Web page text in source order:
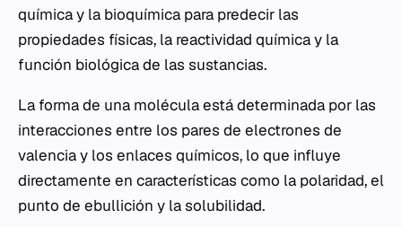
química y la bioquímica para predecir las
propiedades físicas, la reactividad química y la
función biológica de las sustancias.
La forma de una molécula está determinada por las
interacciones entre los pares de electrones de
valencia y los enlaces químicos, lo que influye
directamente en características como la polaridad, el
punto de ebullición y la solubilidad.